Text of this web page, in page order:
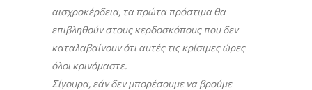
αισχροκέρδεια, τα πρώτα πρόστιμα θα
επιβληθούν στους κερδοσκόπους που δεν
καταλαβαίνουν ότι αυτές τις κρίσιμες ώρες
όλοι κρινόμαστε.
Σίγουρα, εάν δεν μπορέσουμε να βρούμε